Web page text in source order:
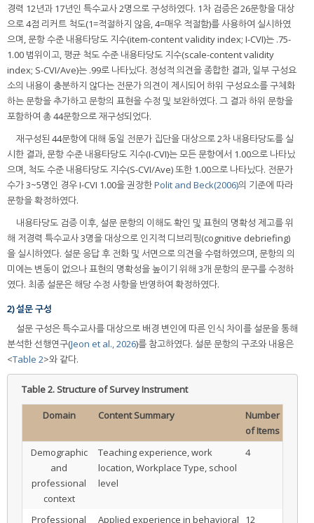
경력 12년과 17년인 특수교사 2명으로 구성하였다. 1차 검증은 26문항을 대상
으로 4점 리커트 척도(1=적절하지 않음, 4=매우 적절함)를 사용하여 실시하였
으며, 문항 수준 내용타당도 지수(item-content validity index; I-CVI)는 .75-
1.00 범위이고, 평균 척도 수준 내용타당도 지수(scale-content validity
index; S-CVI/Ave)는 .99로 나타났다. 정성적 의견을 종합한 결과, 일부 구성요
소의 내용이 충분하지 않다는 전문가 의견이 제시되어 하위 구성요소를 구체화
하는 문항을 추가하고 문항의 표현을 수정 및 보완하였다. 그 결과 하위 문항을
포함하여 총 44문항으로 재구성되었다.
재구성된 44문항에 대해 동일 전문가 집단을 대상으로 2차 내용타당도를 실
시한 결과, 문항 수준 내용타당도 지수(I-CVI)는 모든 문항에서 1.00으로 나타났
으며, 척도 수준 내용타당도 지수(S-CVI/Ave) 또한 1.00으로 나타났다. 전문가
수가 3~5명인 경우 I-CVI 1.00을 권장한Polit and Beck(2006)의 기준에 따라
문항을 확정하였다.
내용타당도 검증 이후, 설문 문항의 이해도 확인 및 표현의 명확성 제고를 위
해 저경력 특수교사 3명을 대상으로 인지적 디브리핑(cognitive debriefing)
을 실시하였다. 설문 응답 후 전화 및 서면으로 의견을 수렴하였으며, 문항의 의
미에는 변동이 없으나 표현의 명확성을 높이기 위해 3개 문항의 문구를 수정하
였다. 최종 설문은 해당 수정 사항을 반영하여 확정하였다.
2) 설문 구성
설문 구성은 특수교사를 대상으로 배경 변인에 따른 인식 차이를 설문을 통해
분석한 선행연구(Jeon et al., 2026)를 참고하였다. 설문 문항의 구조와 내용은
<Table 2>와 같다.
Table 2.Structure of Survey Instrument
Domain Content Summary
Number
of Items
Demographic
and
professional
context
Teaching experience, work
location, Workplace Type, school
level
4
Professional Applied experience in behavioral 12